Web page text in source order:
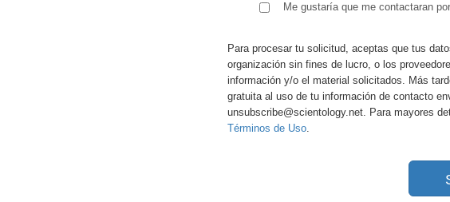
Me gustaría que me contactaran
Para procesar tu solicitud, aceptas que tus
organización sin fines de lucro, o los
información y/o el material solicitados. Más
gratuita al uso de tu información de contacto
unsubscribe@scientology.net. Para mayores
Términos de Uso.